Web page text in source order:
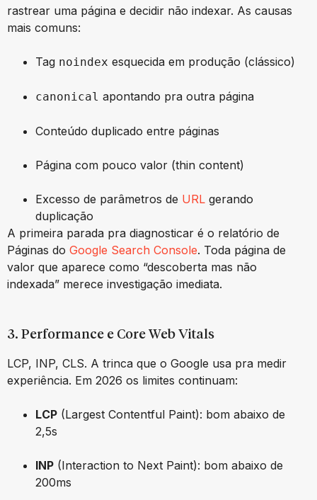
rastrear uma página e decidir não indexar. As causas
mais comuns:
Tag noindex esquecida em produção (clássico)
canonical apontando pra outra página
Conteúdo duplicado entre páginas
Página com pouco valor (thin content)
Excesso de parâmetros de URL gerando
duplicação
A primeira parada pra diagnosticar é o relatório de
Páginas do Google Search Console. Toda página de
valor que aparece como “descoberta mas não
indexada” merece investigação imediata.
3. Performance e Core Web Vitals
LCP, INP, CLS. A trinca que o Google usa pra medir
experiência. Em 2026 os limites continuam:
LCP (Largest Contentful Paint): bom abaixo de
2,5s
INP (Interaction to Next Paint): bom abaixo de
200ms